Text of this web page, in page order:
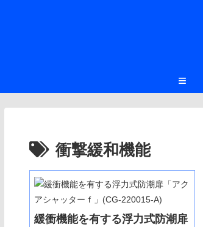
≡
衝撃緩和機能
緩衝機能を有する浮力式防潮扉